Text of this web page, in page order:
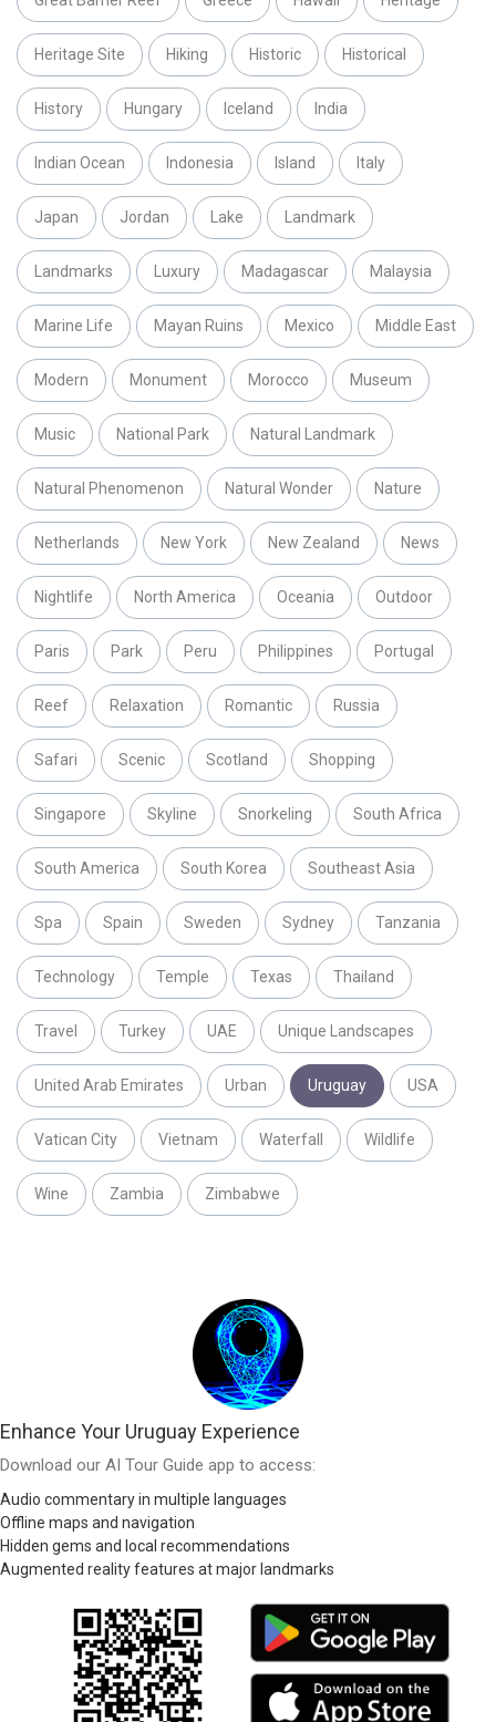
Heritage Site Hiking Historic Historical
History Hungary Iceland India
Indian Ocean Indonesia Island Italy
Japan Jordan Lake Landmark
Landmarks Luxury Madagascar Malaysia
Marine Life Mayan Ruins Mexico Middle East
Modern Monument Morocco Museum
Music National Park Natural Landmark
Natural Phenomenon Natural Wonder Nature
Netherlands New York New Zealand News
Nightlife North America Oceania Outdoor
Paris Park Peru Philippines Portugal
Reef Relaxation Romantic Russia
Safari Scenic Scotland Shopping
Singapore Skyline Snorkeling South Africa
South America South Korea Southeast Asia
Spa Spain Sweden Sydney Tanzania
Technology Temple Texas Thailand
Travel Turkey UAE Unique Landscapes
United Arab Emirates Urban Uruguay USA
Vatican City Vietnam Waterfall Wildlife
Wine Zambia Zimbabwe
Enhance Your Uruguay Experience
Download our AI Tour Guide app to access:
Audio commentary in multiple languages
Offline maps and navigation
Hidden gems and local recommendations
Augmented reality features at major landmarks